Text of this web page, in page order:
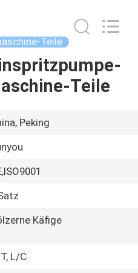
Teile
Teile
Peking
Käfige
L/C